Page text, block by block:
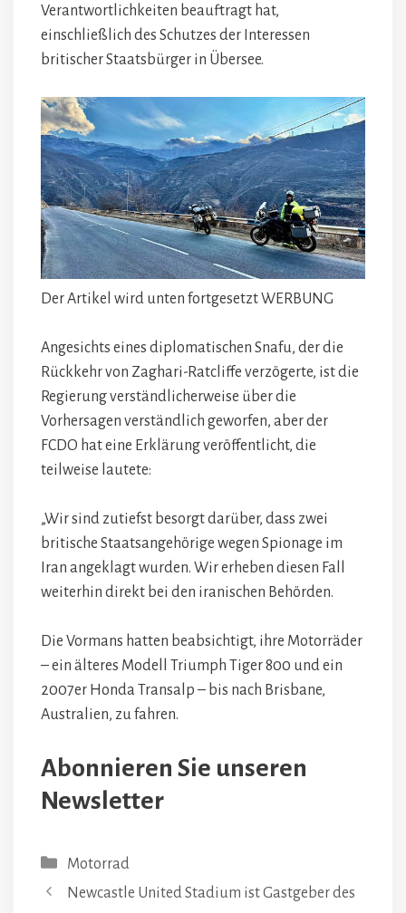
Verantwortlichkeiten beauftragt hat,
einschließlich des Schutzes der Interessen
britischer Staatsbürger in Übersee.
Der Artikel wird unten fortgesetztWERBUNG
Angesichts eines diplomatischen Snafu, der die
Rückkehr von Zaghari-Ratcliffe verzögerte, ist die
Regierung verständlicherweise über die
Vorhersagen verständlich geworfen, aber der
FCDO hat eine Erklärung veröffentlicht, die
teilweise lautete:
„Wir sind zutiefst besorgt darüber, dass zwei
britische Staatsangehörige wegen Spionage im
Iran angeklagt wurden. Wir erheben diesen Fall
weiterhin direkt bei den iranischen Behörden.
Die Vormans hatten beabsichtigt, ihre Motorräder
– ein älteres Modell Triumph Tiger 800 und ein
2007er Honda Transalp – bis nach Brisbane,
Australien, zu fahren.
Abonnieren Sie unseren
Newsletter
Kategorien
Motorrad
Newcastle United Stadium ist Gastgeber des